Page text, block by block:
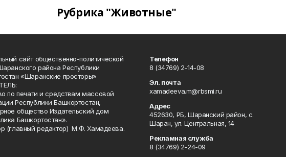
Рубрика "Животные"
сайт общественно-политической
района Республики
«Шаранские просторы»
по печати и средствам массовой
Республики Башкортостан,
общество Издательский дом
Башкортостан».
(главный редактор) М.Ф. Хамадеева.
Телефон
8 (34769) 2-14-08
Эл. почта
xamadeeva.m@rbsmi.ru
Адрес
452630, РБ, Шаранский район, с.
Шаран, ул. Центральная, 14
Рекламная служба
8 (34769) 2-24-09